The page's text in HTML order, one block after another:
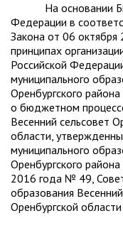
На основании
Федерации в
Закона от 06
принципах
Российской
муниципального
Оренбургского
о бюджетном
Весенний сельсовет
области,
муниципального
Оренбургского
2016 года № 49,
образования
Оренбургской